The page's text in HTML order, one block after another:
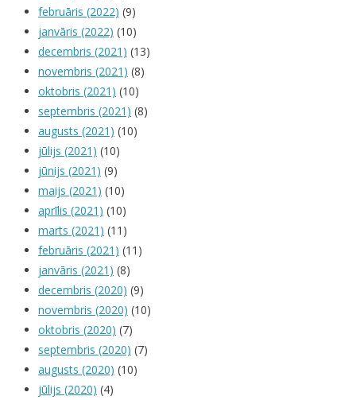
februāris (2022) (9)
janvāris (2022) (10)
decembris (2021) (13)
novembris (2021) (8)
oktobris (2021) (10)
septembris (2021) (8)
augusts (2021) (10)
jūlijs (2021) (10)
jūnijs (2021) (9)
maijs (2021) (10)
aprīlis (2021) (10)
marts (2021) (11)
februāris (2021) (11)
janvāris (2021) (8)
decembris (2020) (9)
novembris (2020) (10)
oktobris (2020) (7)
septembris (2020) (7)
augusts (2020) (10)
jūlijs (2020) (4)